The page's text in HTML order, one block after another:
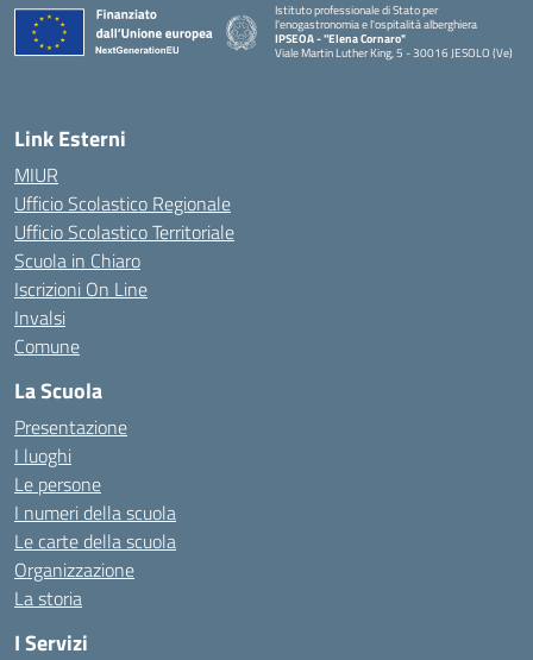
Istituto professionale di Stato per
l'enogastronomia e l'ospitalità alberghiera
IPSEOA - ''Elena Cornaro"
Viale Martin Luther King, 5 - 30016 JESOLO (Ve)
— Visita la pagina iniziale della scuola
Link Esterni
MIUR
Ufficio Scolastico Regionale
Ufficio Scolastico Territoriale
Scuola in Chiaro
Iscrizioni On Line
Invalsi
Comune
La Scuola
Presentazione
I luoghi
Le persone
I numeri della scuola
Le carte della scuola
Organizzazione
La storia
I Servizi